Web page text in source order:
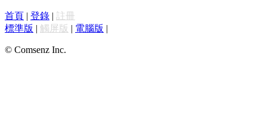
首頁 | 登錄 | 註冊
標準版 | 觸屏版 | 電腦版 |
© Comsenz Inc.